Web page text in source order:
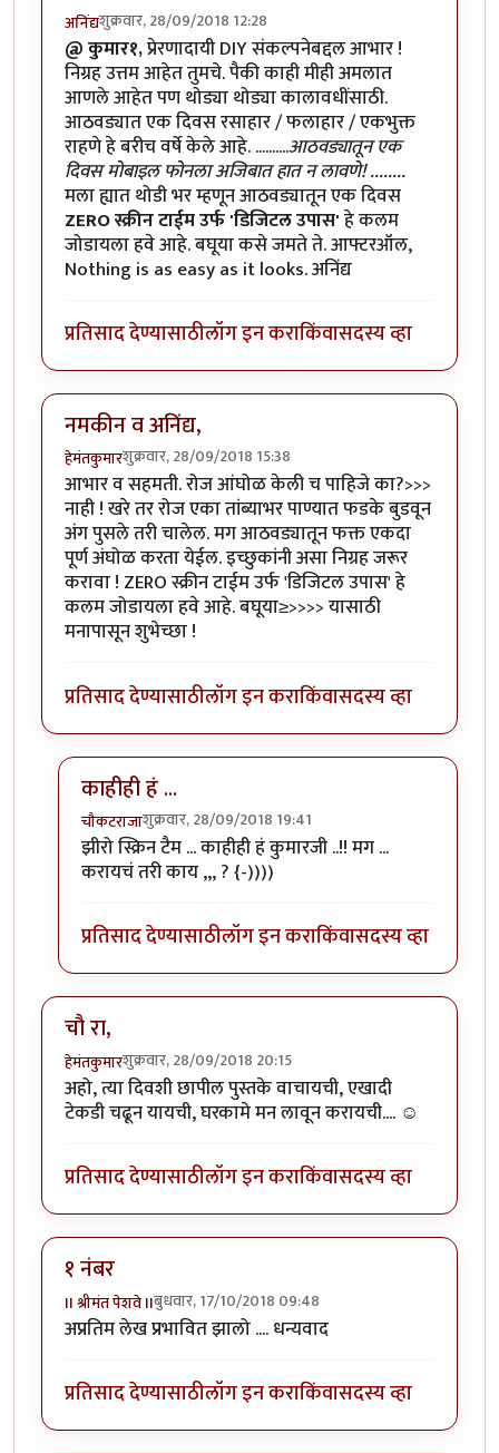
अनिंद्यशुक्रवार, 28/09/2018 12:28
@ कुमार१,प्रेरणादायी DIY संकल्पनेबद्दल आभार !
निग्रह उत्तम आहेत तुमचे. पैकी काही मीही अमलात
आणले आहेत पण थोड्या थोड्या कालावधींसाठी.
आठवड्यात एक दिवस रसाहार / फलाहार / एकभुक्त
राहणे हे बरीच वर्षे केले आहे. ..........आठवड्यातून एक
दिवस मोबाइल फोनला अजिबात हात न लावणे! ........
मला ह्यात थोडी भर म्हणून आठवड्यातून एक दिवस
ZERO स्क्रीन टाईम उर्फ 'डिजिटल उपास'हे कलम
जोडायला हवे आहे. बघूया कसे जमते ते. आफ्टरऑल,
Nothing is as easy as it looks. अनिंद्य
प्रतिसाद देण्यासाठीलॉग इन कराकिंवासदस्य व्हा
नमकीन व अनिंद्य,
हेमंतकुमारशुक्रवार, 28/09/2018 15:38
आभार व सहमती. रोज आंघोळ केली च पाहिजे का?>>>
नाही ! खरे तर रोज एका तांब्याभर पाण्यात फडके बुडवून
अंग पुसले तरी चालेल. मग आठवड्यातून फक्त एकदा
पूर्ण अंघोळ करता येईल. इच्छुकांनी असा निग्रह जरूर
करावा ! ZERO स्क्रीन टाईम उर्फ 'डिजिटल उपास' हे
कलम जोडायला हवे आहे. बघूया≥>>>> यासाठी
मनापासून शुभेच्छा !
प्रतिसाद देण्यासाठीलॉग इन कराकिंवासदस्य व्हा
काहीही हं ...
चौकटराजाशुक्रवार, 28/09/2018 19:41
In reply toनमकीन व अनिंद्य,byहेमंतकुमार
झीरो स्क्रिन टैम ... काहीही हं कुमारजी ..!! मग ...
करायचं तरी काय ,,, ? {-))))
प्रतिसाद देण्यासाठीलॉग इन कराकिंवासदस्य व्हा
चौ रा,
हेमंतकुमारशुक्रवार, 28/09/2018 20:15
अहो, त्या दिवशी छापील पुस्तके वाचायची, एखादी
टेकडी चढून यायची, घरकामे मन लावून करायची.... ☺️
प्रतिसाद देण्यासाठीलॉग इन कराकिंवासदस्य व्हा
१ नंबर
II श्रीमंत पेशवे IIबुधवार, 17/10/2018 09:48
अप्रतिम लेख प्रभावित झालो .... धन्यवाद
प्रतिसाद देण्यासाठीलॉग इन कराकिंवासदस्य व्हा